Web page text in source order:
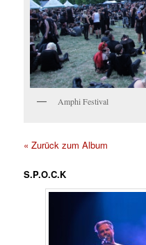
Amphi Festival
« Zurück zum Album
S.P.O.C.K